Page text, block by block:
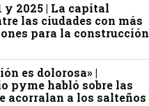
y 2025 | La capital
las ciudades con más
para la construcción
es dolorosa» |
pyme habló sobre las
acorralan a los salteños